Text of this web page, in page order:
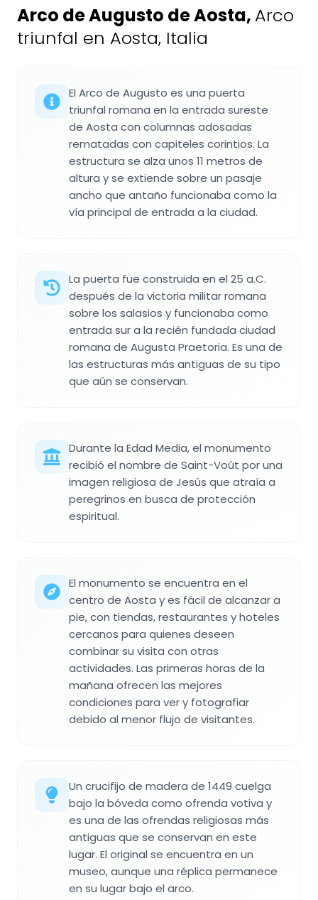
Arco de Augusto de Aosta, Arco
triunfal en Aosta, Italia
El Arco de Augusto es una puerta
triunfal romana en la entrada sureste
de Aosta con columnas adosadas
rematadas con capiteles corintios. La
estructura se alza unos 11 metros de
altura y se extiende sobre un pasaje
ancho que antaño funcionaba como la
vía principal de entrada a la ciudad.
La puerta fue construida en el 25 a.C.
después de la victoria militar romana
sobre los salasios y funcionaba como
entrada sur a la recién fundada ciudad
romana de Augusta Praetoria. Es una de
las estructuras más antiguas de su tipo
que aún se conservan.
Durante la Edad Media, el monumento
recibió el nombre de Saint-Voût por una
imagen religiosa de Jesús que atraía a
peregrinos en busca de protección
espiritual.
El monumento se encuentra en el
centro de Aosta y es fácil de alcanzar a
pie, con tiendas, restaurantes y hoteles
cercanos para quienes deseen
combinar su visita con otras
actividades. Las primeras horas de la
mañana ofrecen las mejores
condiciones para ver y fotografiar
debido al menor flujo de visitantes.
Un crucifijo de madera de 1449 cuelga
bajo la bóveda como ofrenda votiva y
es una de las ofrendas religiosas más
antiguas que se conservan en este
lugar. El original se encuentra en un
museo, aunque una réplica permanece
en su lugar bajo el arco.